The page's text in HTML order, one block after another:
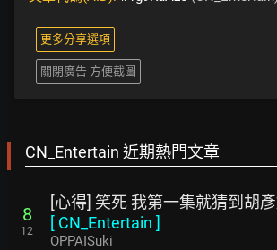
更多分享選項
關閉廣告 方便截圖
CN_Entertain 近期熱門文章
8
12
[心得] 笑死 我第一集就猜到胡
[ CN_Entertain ]
OPPAISuki